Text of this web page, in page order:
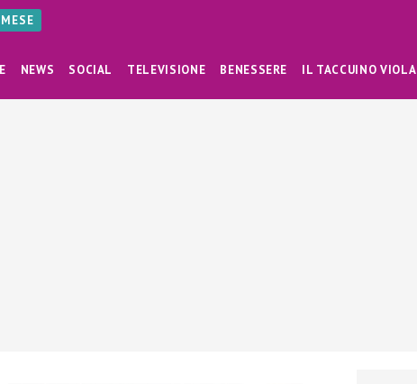
NEWS SOCIAL TELEVISIONE BENESSERE IL TACCUINO VIOLA